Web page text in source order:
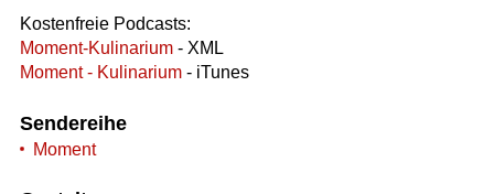
Kostenfreie Podcasts:
Moment-Kulinarium- XML
Moment - Kulinarium- iTunes
Sendereihe
Moment